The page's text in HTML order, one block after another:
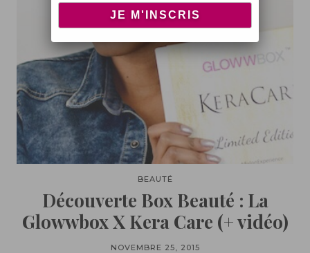
BEAUTÉ
Découverte Box Beauté : La
Glowwbox X Kera Care (+ vidéo)
NOVEMBRE 25, 2015